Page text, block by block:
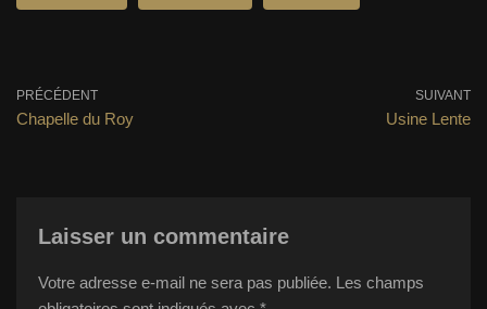
PRÉCÉDENT
Chapelle du Roy
SUIVANT
Usine Lente
Laisser un commentaire
Votre adresse e-mail ne sera pas publiée. Les champs